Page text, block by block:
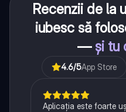
Recenzii de la
iubesc să
— și tu
4.6/5App Store
Aplicația este foarte